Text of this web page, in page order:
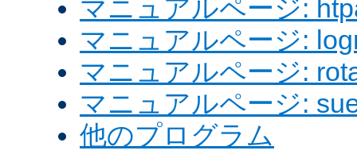
マニュアルページ:
マニュアルページ:
マニュアルページ:
マニュアルページ:
他のプログラム